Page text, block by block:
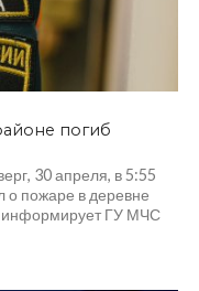
погиб
30 апреля, в 5:55
о пожаре в деревне
информирует ГУ МЧС